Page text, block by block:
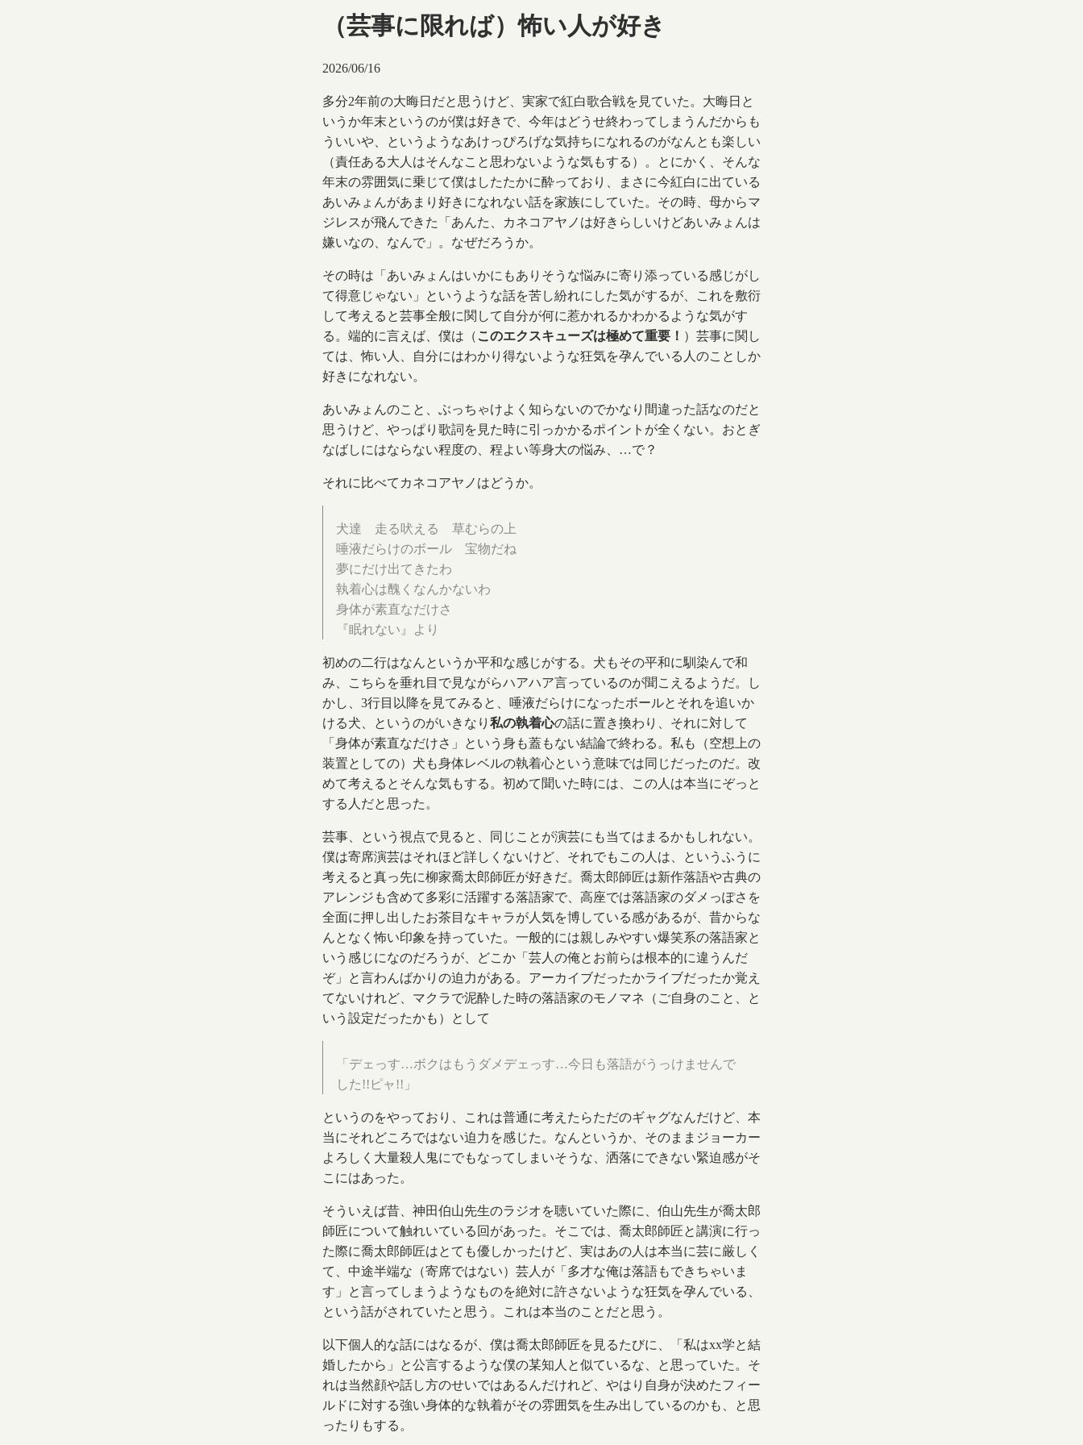
（芸事に限れば）怖い人が好き
2026/06/16
多分2年前の大晦日だと思うけど、実家で紅白歌合戦を見ていた。大晦日と
いうか年末というのが僕は好きで、今年はどうせ終わってしまうんだからも
ういいや、というようなあけっぴろげな気持ちになれるのがなんとも楽しい
（責任ある大人はそんなこと思わないような気もする）。とにかく、そんな
年末の雰囲気に乗じて僕はしたたかに酔っており、まさに今紅白に出ている
あいみょんがあまり好きになれない話を家族にしていた。その時、母からマ
ジレスが飛んできた「あんた、カネコアヤノは好きらしいけどあいみょんは
嫌いなの、なんで」。なぜだろうか。
その時は「あいみょんはいかにもありそうな悩みに寄り添っている感じがし
て得意じゃない」というような話を苦し紛れにした気がするが、これを敷衍
して考えると芸事全般に関して自分が何に惹かれるかわかるような気がす
る。端的に言えば、僕は（ このエクスキューズは極めて重要！ ）芸事に関し
ては、怖い人、自分にはわかり得ないような狂気を孕んでいる人のことしか
好きになれない。
あいみょんのこと、ぶっちゃけよく知らないのでかなり間違った話なのだと
思うけど、やっぱり歌詞を見た時に引っかかるポイントが全くない。おとぎ
なばしにはならない程度の、程よい等身大の悩み、…で？
それに比べてカネコアヤノはどうか。
犬達 走る吠える 草むらの上
唾液だらけのボール 宝物だね
夢にだけ出てきたわ
執着心は醜くなんかないわ
身体が素直なだけさ
『眠れない』より
初めの二行はなんというか平和な感じがする。犬もその平和に馴染んで和
み、こちらを垂れ目で見ながらハアハア言っているのが聞こえるようだ。し
かし、3行目以降を見てみると、唾液だらけになったボールとそれを追いか
ける犬、というのがいきなり 私の執着心の話に置き換わり、それに対して
「身体が素直なだけさ」という身も蓋もない結論で終わる。私も（空想上の
装置としての）犬も身体レベルの執着心という意味では同じだったのだ。改
めて考えるとそんな気もする。初めて聞いた時には、この人は本当にぞっと
する人だと思った。
芸事、という視点で見ると、同じことが演芸にも当てはまるかもしれない。
僕は寄席演芸はそれほど詳しくないけど、それでもこの人は、というふうに
考えると真っ先に柳家喬太郎師匠が好きだ。喬太郎師匠は新作落語や古典の
アレンジも含めて多彩に活躍する落語家で、高座では落語家のダメっぽさを
全面に押し出したお茶目なキャラが人気を博している感があるが、昔からな
んとなく怖い印象を持っていた。一般的には親しみやすい爆笑系の落語家と
いう感じになのだろうが、どこか「芸人の俺とお前らは根本的に違うんだ
ぞ」と言わんばかりの迫力がある。アーカイブだったかライブだったか覚え
てないけれど、マクラで泥酔した時の落語家のモノマネ（ご自身のこと、と
いう設定だったかも）として
「デェっす…ボクはもうダメデェっす…今日も落語がうっけませんで
した!!ピャ!!」
というのをやっており、これは普通に考えたらただのギャグなんだけど、本
当にそれどころではない迫力を感じた。なんというか、そのままジョーカー
よろしく大量殺人鬼にでもなってしまいそうな、洒落にできない緊迫感がそ
こにはあった。
そういえば昔、神田伯山先生のラジオを聴いていた際に、伯山先生が喬太郎
師匠について触れいている回があった。そこでは、喬太郎師匠と講演に行っ
た際に喬太郎師匠はとても優しかったけど、実はあの人は本当に芸に厳しく
て、中途半端な（寄席ではない）芸人が「多才な俺は落語もできちゃいま
す」と言ってしまうようなものを絶対に許さないような狂気を孕んでいる、
という話がされていたと思う。これは本当のことだと思う。
以下個人的な話にはなるが、僕は喬太郎師匠を見るたびに、「私はxx学と結
婚したから」と公言するような僕の某知人と似ているな、と思っていた。そ
れは当然顔や話し方のせいではあるんだけれど、やはり自身が決めたフィー
ルドに対する強い身体的な執着がその雰囲気を生み出しているのかも、と思
ったりもする。